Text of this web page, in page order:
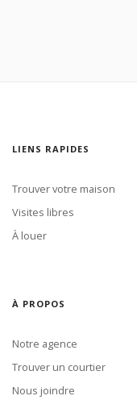
LIENS RAPIDES
Trouver votre maison
Visites libres
À louer
À PROPOS
Notre agence
Trouver un courtier
Nous joindre